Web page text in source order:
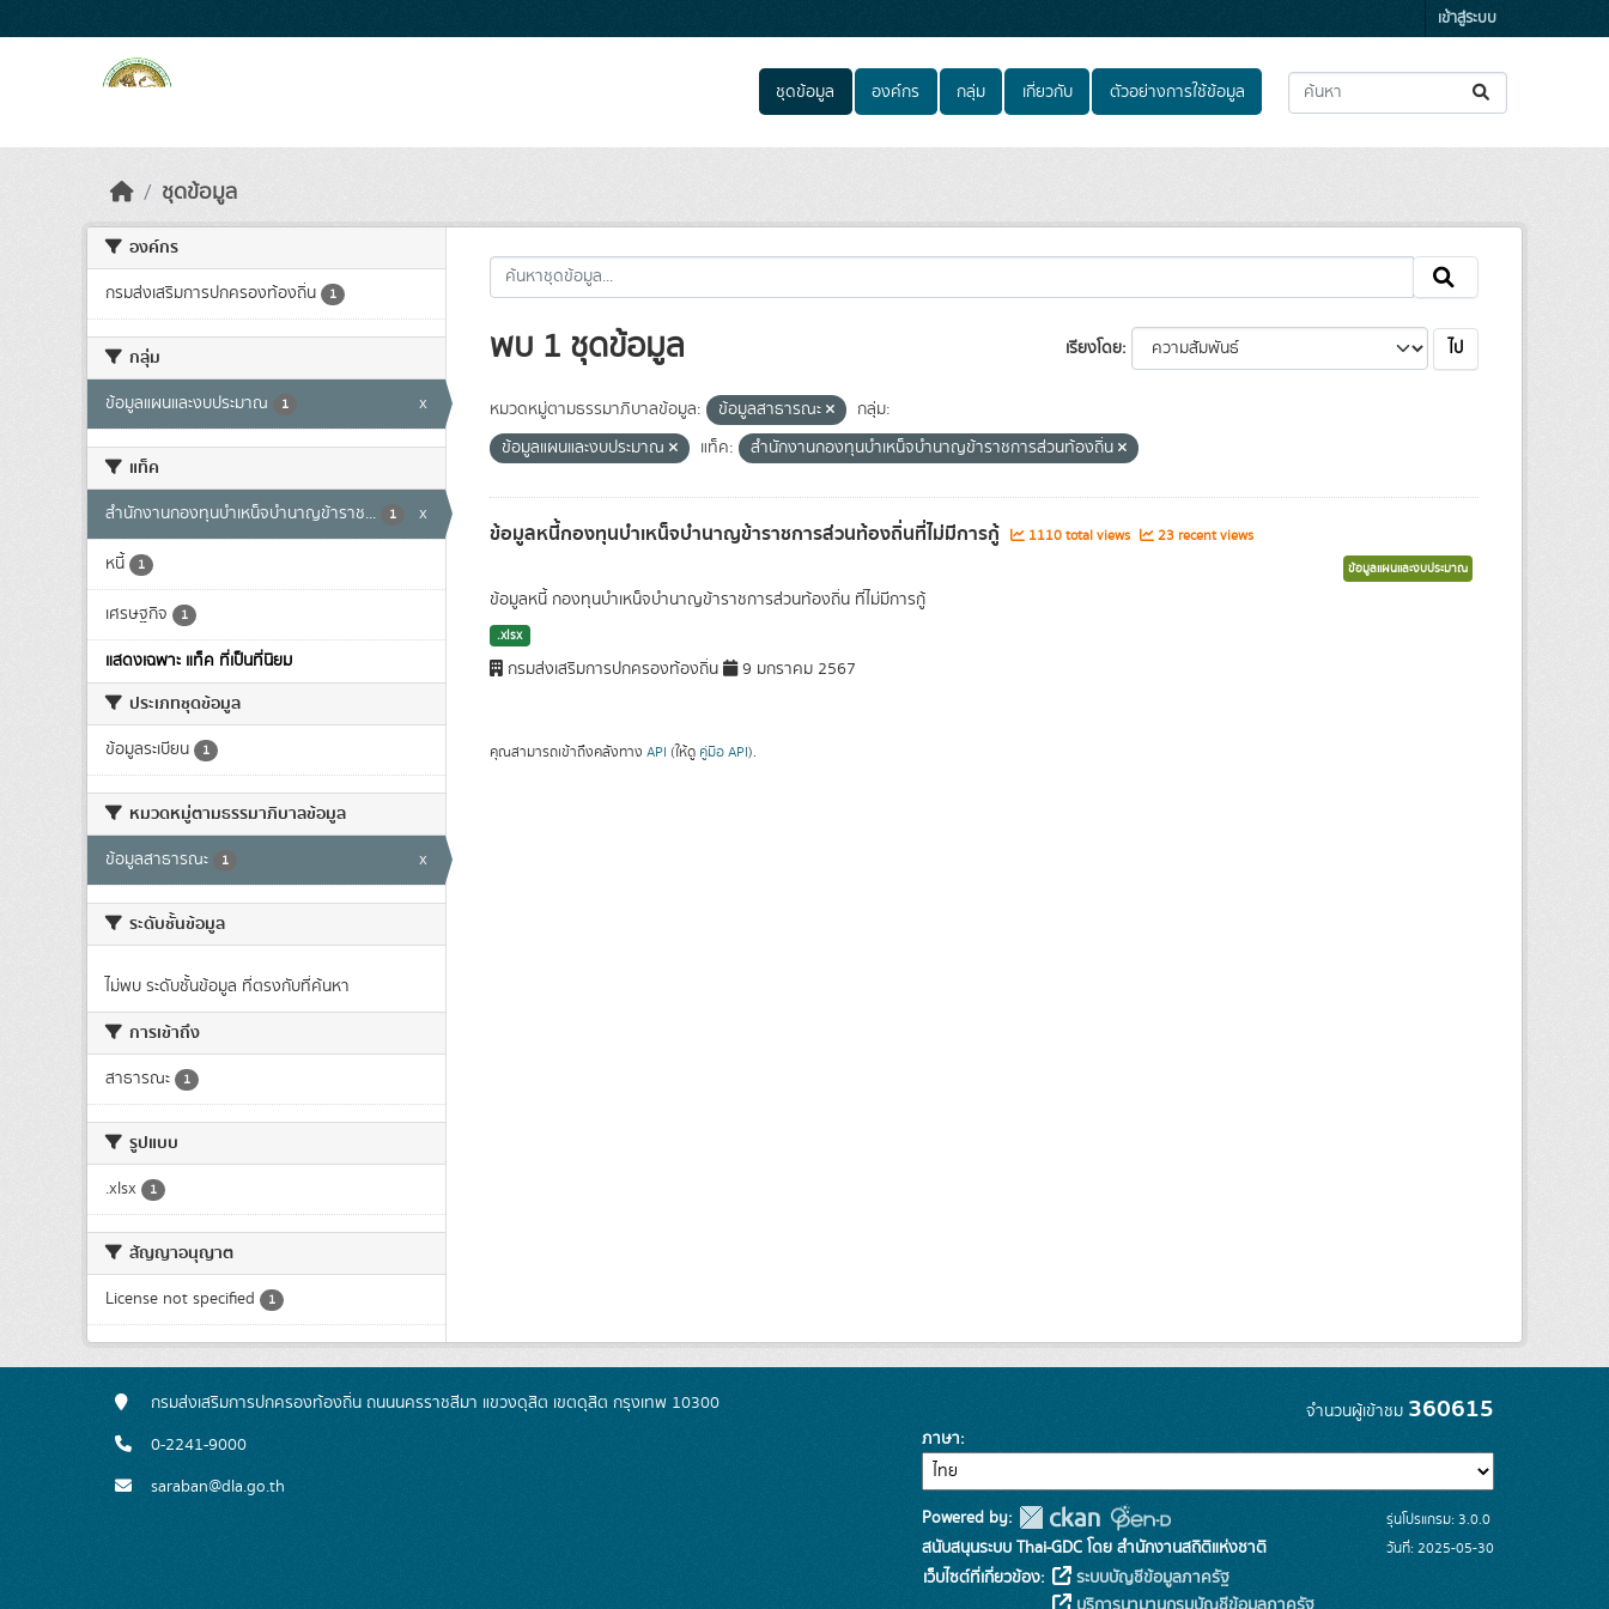
เข้าสู่ระบบ
ชุดข้อมูล องค์กร กลุ่ม เกี่ยวกับ ตัวอย่างการใช้ข้อมูล
ชุดข้อมูล
องค์กร
กรมส่งเสริมการปกครองท้องถิ่น 1
กลุ่ม
ข้อมูลแผนและงบประมาณ 1 x
แท็ค
สำนักงานกองทุนบำเหน็จบำนาญข้าราช... 1 x
หนี้ 1
เศรษฐกิจ 1
แสดงเฉพาะ แท็ค ที่เป็นที่นิยม
ประเภทชุดข้อมูล
ข้อมูลระเบียน 1
หมวดหมู่ตามธรรมาภิบาลข้อมูล
ข้อมูลสาธารณะ 1 x
ระดับชั้นข้อมูล
ไม่พบ ระดับชั้นข้อมูล ที่ตรงกับที่ค้นหา
การเข้าถึง
สาธารณะ 1
รูปแบบ
.xlsx 1
สัญญาอนุญาต
License not specified 1
เรียงโดย ไป
พบ 1 ชุดข้อมูล
หมวดหมู่ตามธรรมาภิบาลข้อมูล: ข้อมูลสาธารณะ
กลุ่ม:
ข้อมูลแผนและงบประมาณ
แท็ค: สำนักงานกองทุนบำเหน็จบำนาญข้าราชการส่วนท้องถิ่น
ข้อมูลหนี้กองทุนบำเหน็จบำนาญข้าราชการส่วนท้องถิ่นที่ไม่มีการกู้ 1110 total views 23 recent views
ข้อมูลแผนและงบประมาณ
ข้อมูลหนี้ กองทุนบำเหน็จบำนาญข้าราชการส่วนท้องถิ่น ที่ไม่มีการกู้
.xlsx
กรมส่งเสริมการปกครองท้องถิ่น 9 มกราคม 2567
คุณสามารถเข้าถึงคลังทาง API (ให้ดู คู่มือ API).
กรมส่งเสริมการปกครองท้องถิ่น ถนนนครราชสีมา แขวงดุสิต เขตดุสิต กรุงเทพ 10300
0-2241-9000
saraban@dla.go.th
จำนวนผู้เข้าชม 360615
ภาษา
Powered by:
สนับสนุนระบบ Thai-GDC โดย สำนักงานสถิติแห่งชาติ
เว็บไซต์ที่เกี่ยวข้อง:
ระบบบัญชีข้อมูลภาครัฐ
รุ่นโปรแกรม: 3.0.0
วันที่: 2025-05-30